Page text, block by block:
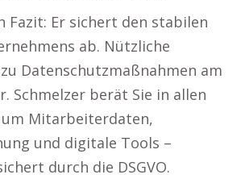
Fazit: Er sichert den stabilen
ab. Nützliche
Datenschutzmaßnahmen am
Schmelzer berät Sie in allen
um Mitarbeiterdaten,
und digitale Tools –
durch die DSGVO.